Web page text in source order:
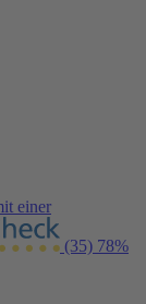
einer
(35) 78%